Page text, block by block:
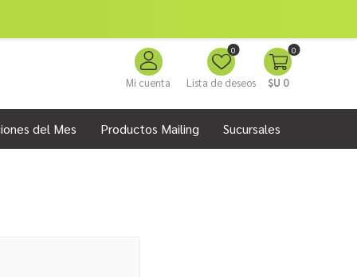
Mi cuenta Lista de deseos
0 0
$U 0
del Mes Productos Mailing Sucursales